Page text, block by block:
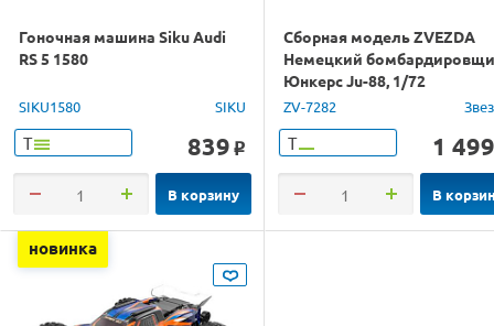
Гоночная машина Siku Audi
RS 5 1580
SIKU1580 SIKU
Т 839 o
В корзину
Сборная модель ZVEZDA
Немецкий
Юнкерс Ju-88, 1/72
ZV-7282
Т 1 499
В
новинка